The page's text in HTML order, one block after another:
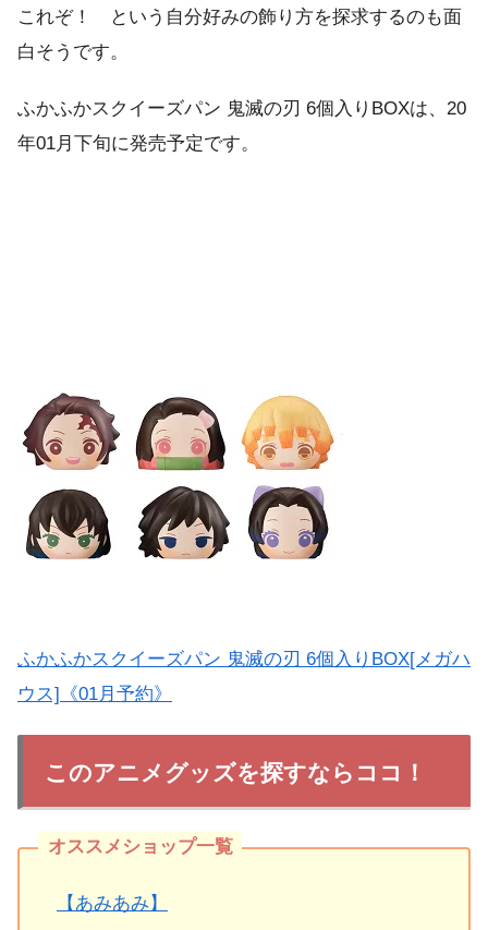
これぞ！ という自分好みの飾り方を探求するのも面
白そうです。
ふかふかスクイーズパン 鬼滅の刃 6個入りBOXは、20
年01月下旬に発売予定です。
ふかふかスクイーズパン 鬼滅の刃 6個入りBOX[メガハ
ウス]《01月予約》
このアニメグッズを探すならココ！
【あみあみ】